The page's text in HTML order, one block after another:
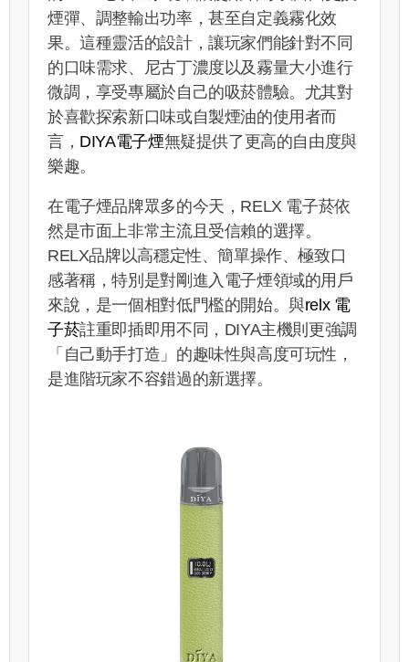
煙彈、調整輸出功率，甚至自定義霧化效
果。這種靈活的設計，讓玩家們能針對不同
的口味需求、尼古丁濃度以及霧量大小進行
微調，享受專屬於自己的吸菸體驗。尤其對
於喜歡探索新口味或自製煙油的使用者而
言， DIYA電子煙無疑提供了更高的自由度與
樂趣。
在電子煙品牌眾多的今天，RELX 電子菸依
然是市面上非常主流且受信賴的選擇。
RELX品牌以高穩定性、簡單操作、極致口
感著稱，特別是對剛進入電子煙領域的用戶
來說，是一個相對低門檻的開始。與relx 電
子菸註重即插即用不同，DIYA主機則更強調
「自己動手打造」的趣味性與高度可玩性，
是進階玩家不容錯過的新選擇。